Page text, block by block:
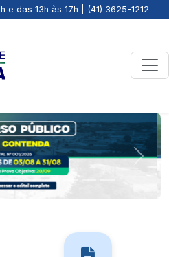
e das 13h às 17h | (41) 3625-1212
Next